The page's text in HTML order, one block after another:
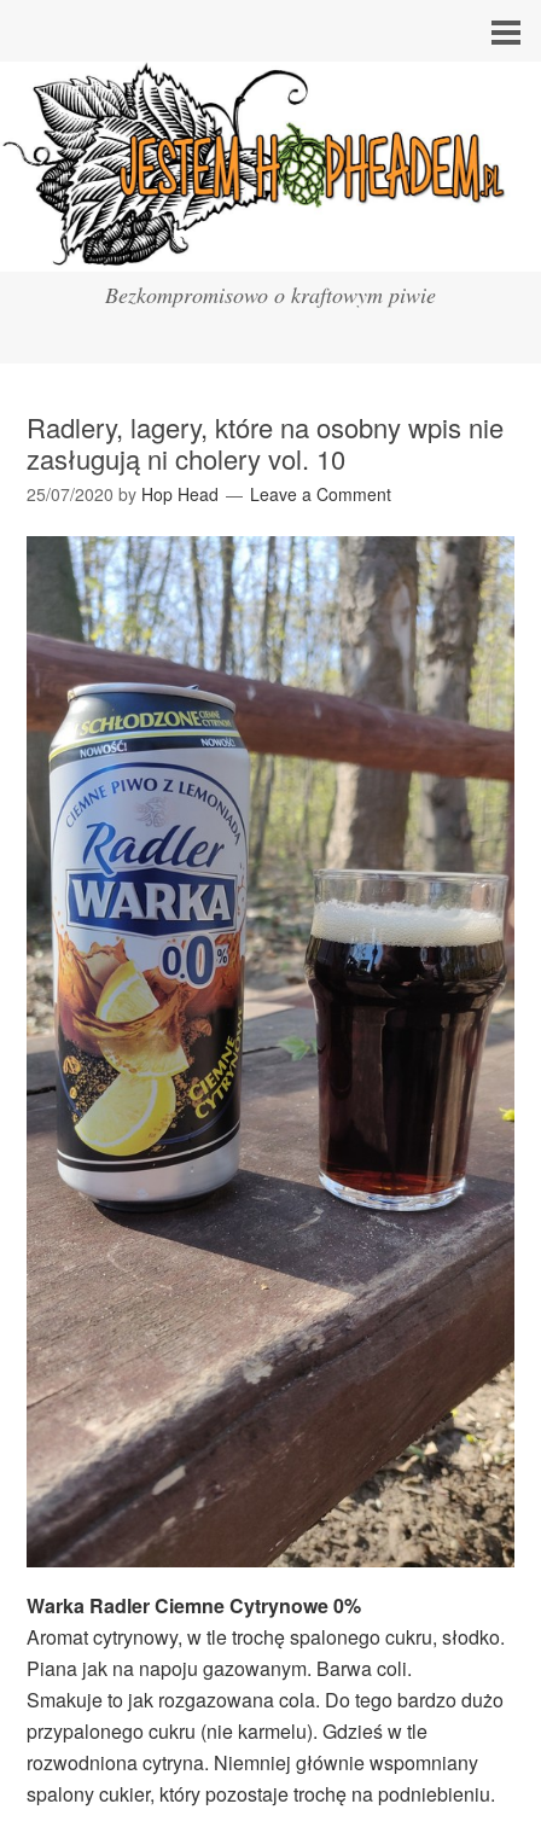
Bezkompromisowo o kraftowym piwie
Radlery, lagery, które na osobny wpis nie
zasługują ni cholery vol. 10
25/07/2020 by Hop Head Leave a Comment
Warka Radler Ciemne Cytrynowe 0%
Aromat cytrynowy, w tle trochę spalonego cukru, słodko.
Piana jak na napoju gazowanym. Barwa coli.
Smakuje to jak rozgazowana cola. Do tego bardzo dużo
przypalonego cukru (nie karmelu). Gdzieś w tle
rozwodniona cytryna. Niemniej głównie wspomniany
spalony cukier, który pozostaje trochę na podniebieniu.